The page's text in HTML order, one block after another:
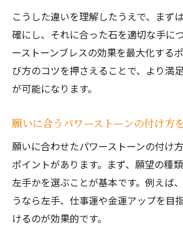
パワーストーンブレス手作り
む方法
パワーストーンブレスがダサ
工夫
極意
日常生活に馴染むパワースト
提案
こうした違いを理解したうえで、まず
確にし、それに合った石を適切な手に
ーストーンブレスの効果を最大化する
び方のコツを押さえることで、より満
が可能になります。
願いに合うパワーストーンの付け方
願いに合わせたパワーストーンの付け
ポイントがあります。まず、願望の種
左手かを選ぶことが基本です。例えば
うなら左手、仕事運や金運アップを目
けるのが効果的です。